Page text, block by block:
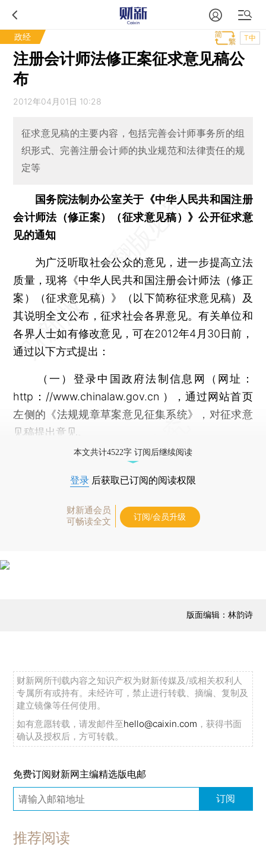
政经 T中
注册会计师法修正案征求意见稿公
布
2012年04月01日 10:28
征求意见稿的主要内容，包括完善会计师事务所的组
织形式、完善注册会计师的执业规范和法律责任的规
定等
国务院法制办公室关于《中华人民共和国注册
会计师法（修正案）（征求意见稿）》公开征求意
见的通知
为广泛听取社会公众的意见，进一步提高立法
质量，现将《中华人民共和国注册会计师法（修正
案）（征求意见稿）》（以下简称征求意见稿）及
其说明全文公布，征求社会各界意见。有关单位和
各界人士如有修改意见，可在2012年4月30日前，
通过以下方式提出：
（一）登录中国政府法制信息网（网址：
http：//www.chinalaw.gov.cn ），通过网站首页
左侧的《法规规章草案意见征集系统》，对征求意
见稿提出意见。
本文共计4522字 订阅后继续阅读
登录 后获取已订阅的阅读权限
财新通会员
可畅读全文
订阅/会员升级
版面编辑：林韵诗
财新网所刊载内容之知识产权为财新传媒及/或相关权利人
专属所有或持有。未经许可，禁止进行转载、摘编、复制及
建立镜像等任何使用。
如有意愿转载，请发邮件至hello@caixin.com ，获得书面
确认及授权后，方可转载。
免费订阅财新网主编精选版电邮
订阅
推荐阅读